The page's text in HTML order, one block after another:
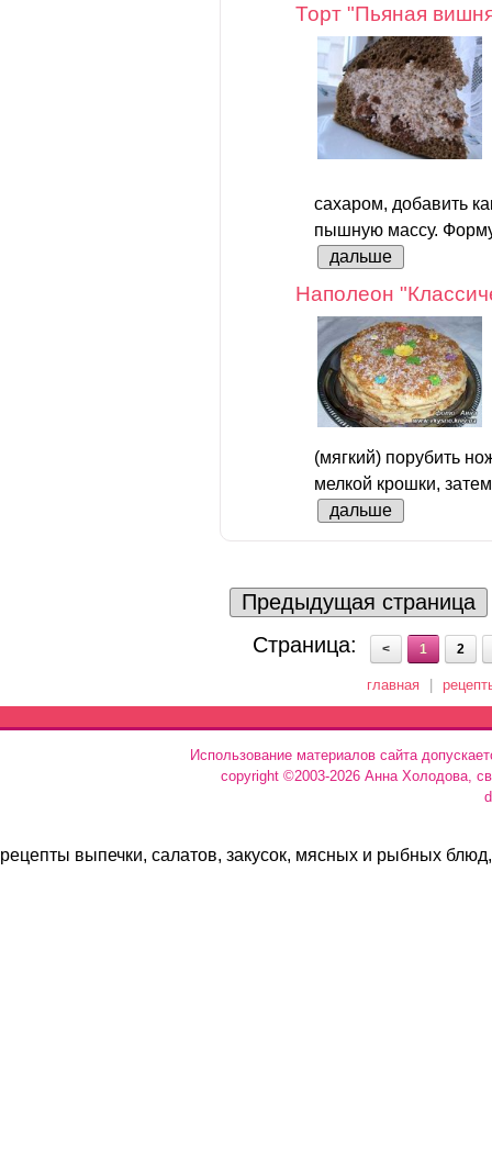
Торт "Пьяная
сахаром, добавить
пышную массу.
дальше
Наполеон
(мягкий) порубить
мелкой крошки,
дальше
Предыдущая страница
Страница:
< 1 2
главная
Использование материалов сайта
copyright ©2003-2026 Анна Холодова,
рецепты выпечки, салатов, закусок, мясных и рыбных